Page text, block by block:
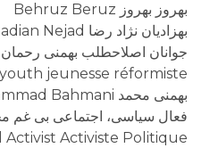
بهروز بهروز Behruz Beruz
بهزادیان نژاد رضا Reza Behzadian Nejad
jeunesse réformiste
بهمنی محمد Mohammad Bahmani
Activist Activiste Politique